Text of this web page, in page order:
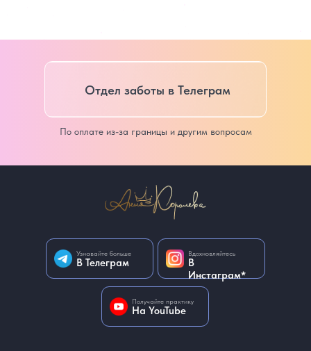
По оплате из-за границы и другим вопросам
Отдел заботы в Телеграм
Узнавайте больше
В Телеграм
Вдохновляйтесь
В
Инстаграм*
Получайте практику
На YouTube